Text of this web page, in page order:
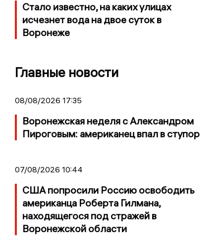
Стало известно, на каких улицах
исчезнет вода на двое суток в
Воронеже
Главные новости
08/08/2026 17:35
Воронежская неделя с Александром
Пироговым: американец впал в ступор
07/08/2026 10:44
США попросили Россию освободить
американца Роберта Гилмана,
находящегося под стражей в
Воронежской области